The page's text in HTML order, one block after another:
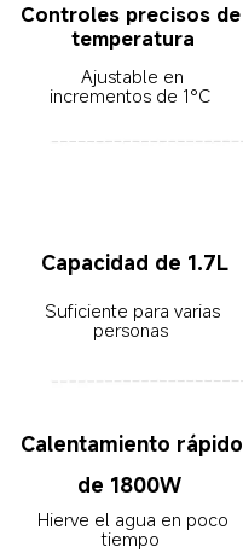
Controles precisos de
temperatura
Ajustable en
incrementos de 1°C
Capacidad de 1.7L
Suficiente para varias
personas
Calentamiento rápido
de 1800W
Hierve el agua en poco
tiempo